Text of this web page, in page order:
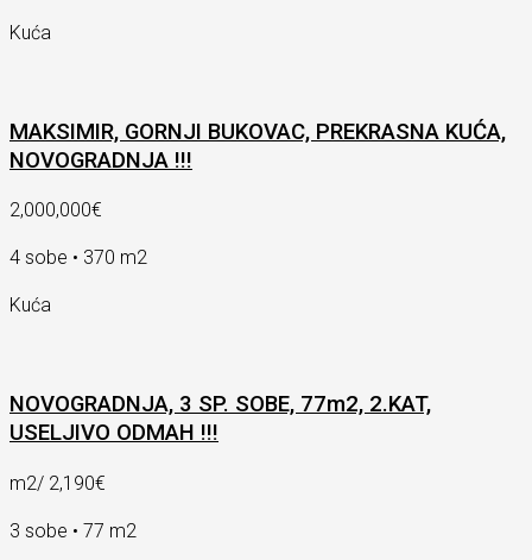
Kuća
MAKSIMIR, GORNJI BUKOVAC, PREKRASNA KUĆA,
NOVOGRADNJA !!!
2,000,000€
4 sobe • 370 m2
Kuća
NOVOGRADNJA, 3 SP. SOBE, 77m2, 2.KAT,
USELJIVO ODMAH !!!
m2/ 2,190€
3 sobe • 77 m2